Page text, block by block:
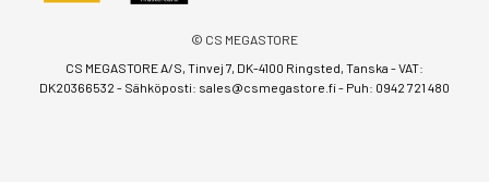
© CS MEGASTORE
CS MEGASTORE A/S, Tinvej 7, DK-4100 Ringsted, Tanska - VAT:
DK20366532 - Sähköposti: sales@csmegastore.fi- Puh: 0942 721 480